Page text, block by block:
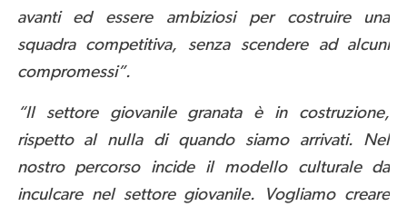
avanti ed essere ambiziosi per costruire una
squadra competitiva, senza scendere ad alcuni
compromessi”.
“Il settore giovanile granata è in costruzione,
rispetto al nulla di quando siamo arrivati. Nel
nostro percorso incide il modello culturale da
inculcare nel settore giovanile. Vogliamo creare